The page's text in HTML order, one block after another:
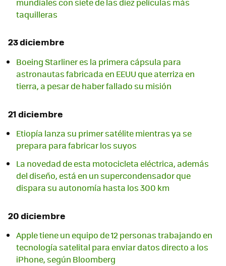
taquilleras
23 diciembre
Boeing Starliner es la primera cápsula para
astronautas fabricada en EEUU que aterriza en
tierra, a pesar de haber fallado su misión
21 diciembre
Etiopía lanza su primer satélite mientras ya se
prepara para fabricar los suyos
La novedad de esta motocicleta eléctrica, además
del diseño, está en un supercondensador que
dispara su autonomía hasta los 300 km
20 diciembre
Apple tiene un equipo de 12 personas trabajando en
tecnología satelital para enviar datos directo a los
iPhone, según Bloomberg